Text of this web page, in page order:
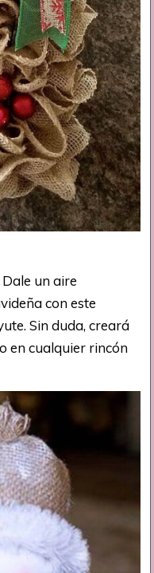
Dale un aire
con este
Sin duda, creará
en cualquier rincón